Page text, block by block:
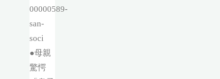
00000589-
san-
soci
●母親
驚愕